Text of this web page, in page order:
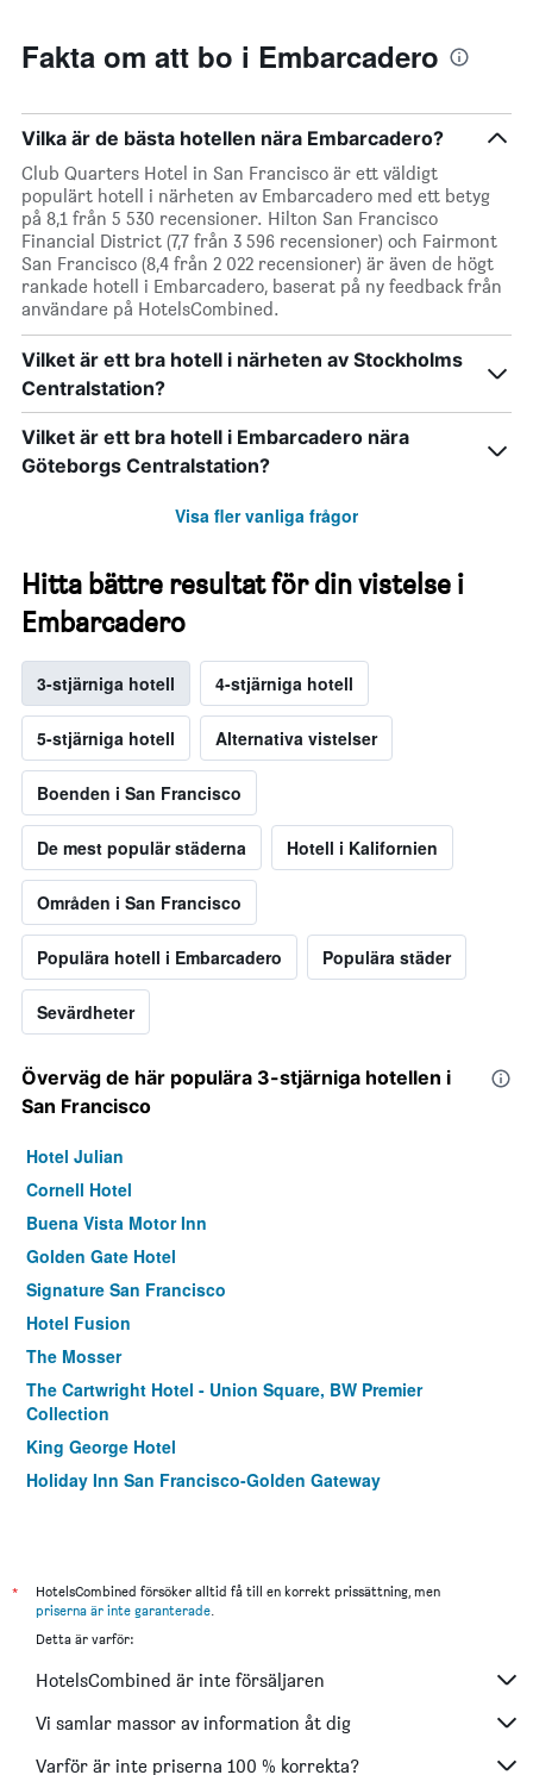
Fakta om att bo i Embarcadero
Vilka är de bästa hotellen nära Embarcadero?
Club Quarters Hotel in San Francisco är ett väldigt
populärt hotell i närheten av Embarcadero med ett betyg
på 8,1 från 5 530 recensioner. Hilton San Francisco
Financial District (7,7 från 3 596 recensioner) och Fairmont
San Francisco (8,4 från 2 022 recensioner) är även de högt
rankade hotell i Embarcadero, baserat på ny feedback från
användare på HotelsCombined.
Vilket är ett bra hotell i närheten av Stockholms
Centralstation?
Vilket är ett bra hotell i Embarcadero nära
Göteborgs Centralstation?
Visa fler vanliga frågor
Hitta bättre resultat för din vistelse i
Embarcadero
3-stjärniga hotell 4-stjärniga hotell
5-stjärniga hotell Alternativa vistelser
Boenden i San Francisco
De mest populär städerna Hotell i Kalifornien
Områden i San Francisco
Populära hotell i Embarcadero Populära städer
Sevärdheter
Överväg de här populära 3-stjärniga hotellen i
San Francisco
Hotel Julian
Cornell Hotel
Buena Vista Motor Inn
Golden Gate Hotel
Signature San Francisco
Hotel Fusion
The Mosser
The Cartwright Hotel - Union Square, BW Premier
Collection
King George Hotel
Holiday Inn San Francisco-Golden Gateway
The Pickwick Hotel
Holiday Inn Express & Suites San Francisco Fishermans
Wharf By IHG
Handlery Union Square Hotel
Cow Hollow Inn and Suites
*
HotelsCombined försöker alltid få till en korrekt prissättning, men
priserna är inte garanterade.
Detta är varför:
HotelsCombined är inte försäljaren
Vi samlar massor av information åt dig
Varför är inte priserna 100 % korrekta?